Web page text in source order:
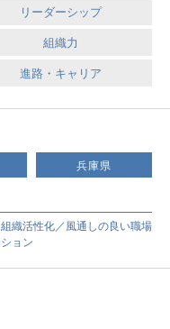
リーダーシップ
組織力
進路・キャリア
兵庫県
織活性化／風通しの良い職場
ョン